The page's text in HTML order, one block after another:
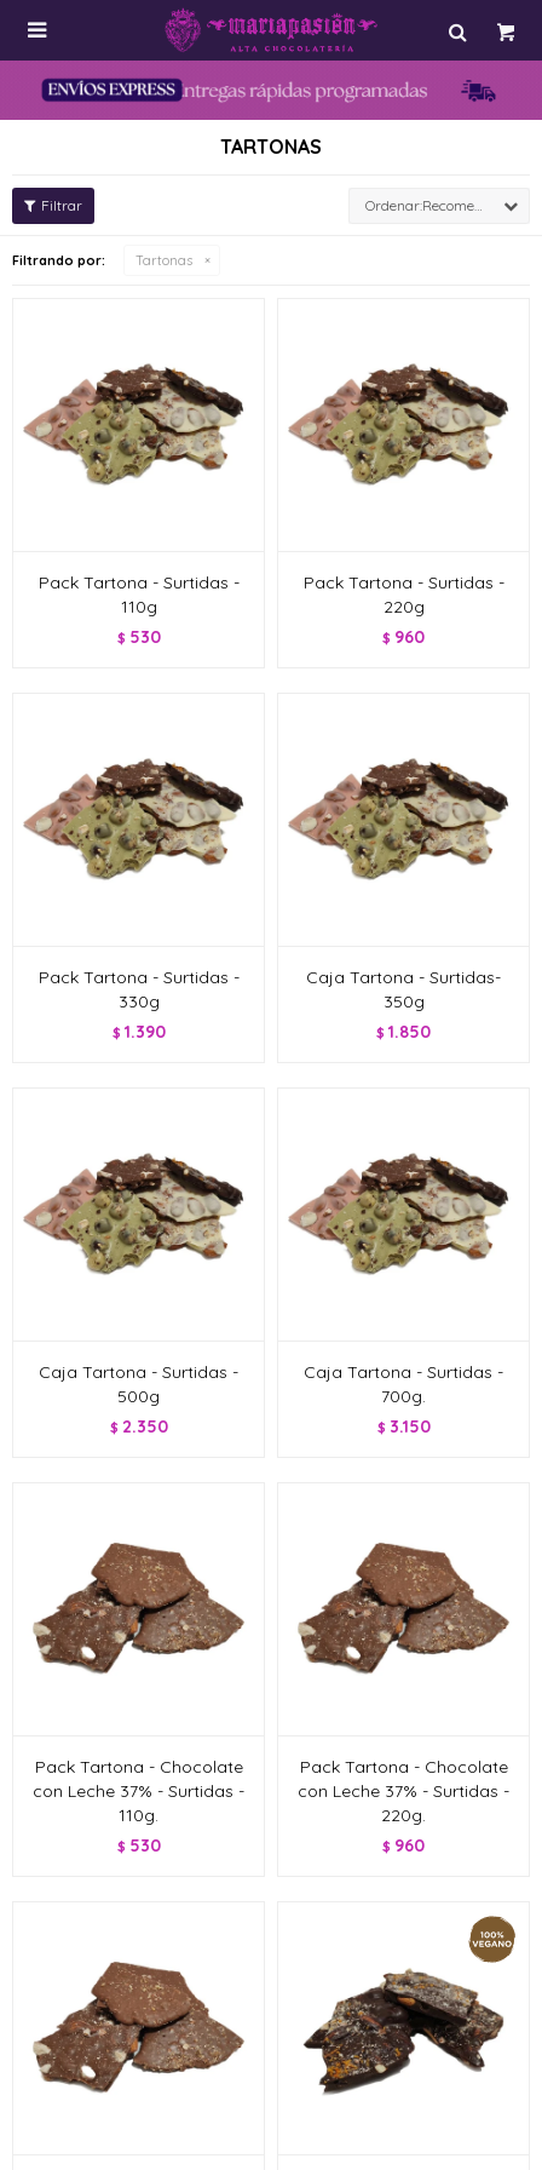

TARTONAS
Recomendados
Filtrando por: Tartonas
Pack Tartona - Surtidas -
110g
$ 530
Pack Tartona - Surtidas -
220g
$ 960
Pack Tartona - Surtidas -
330g
$ 1.390
Caja Tartona - Surtidas-
350g
$ 1.850
Caja Tartona - Surtidas -
500g
$ 2.350
Caja Tartona - Surtidas -
700g.
$ 3.150
Pack Tartona - Chocolate
con Leche 37% - Surtidas -
110g.
$ 530
Pack Tartona - Chocolate
con Leche 37% - Surtidas -
220g.
$ 960